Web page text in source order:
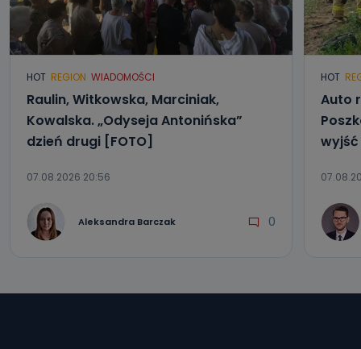
HOT REGION WIADOMOŚCI
Raulin, Witkowska, Marciniak,
Kowalska. „Odyseja Antonińska”
dzień drugi [FOTO]
07.08.2026 20:56
Aleksandra Barczak 0
HOT
Auto
wyjść